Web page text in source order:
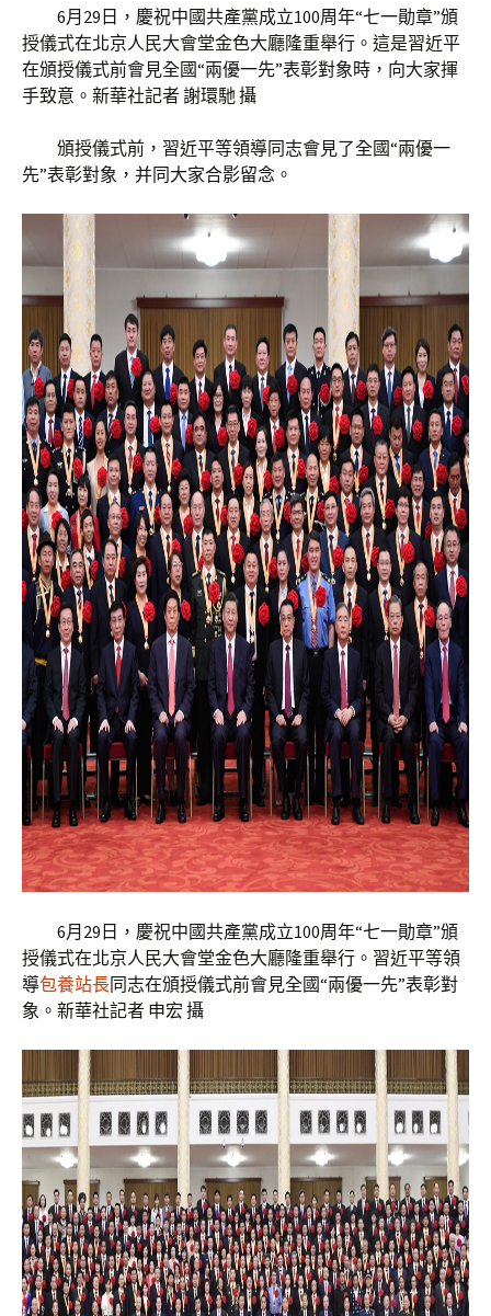
6月29日，慶祝中國共產黨成立100周年“七一勛章”頒
授儀式在北京人民大會堂金色大廳隆重舉行。這是習近平
在頒授儀式前會見全國“兩優一先”表彰對象時，向大家揮
手致意。新華社記者 謝環馳 攝
頒授儀式前，習近平等領導同志會見了全國“兩優一
先”表彰對象，并同大家合影留念。
6月29日，慶祝中國共產黨成立100周年“七一勛章”頒
授儀式在北京人民大會堂金色大廳隆重舉行。習近平等領
導包養站長同志在頒授儀式前會見全國“兩優一先”表彰對
象。新華社記者 申宏 攝